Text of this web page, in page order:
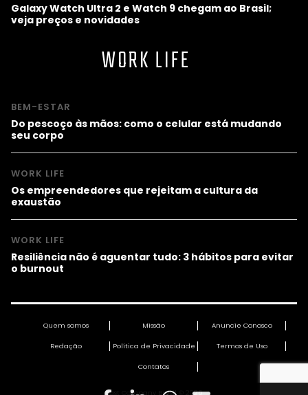
Galaxy Watch Ultra 2 e Watch 9 chegam ao Brasil;
veja preços e novidades
WORK LIFE
BEM-ESTAR
Do pescoço às mãos: como o celular está mudando
seu corpo
WORK LIFE
Os empreendedores que rejeitam a cultura da
exaustão
WORK LIFE
Resiliência não é aguentar tudo: 3 hábitos para evitar
o burnout
Quem somos Missão Anuncie Conosco
Redação Política de Privacidade Termos de Uso
Contatos
Fast Company Brasil © 2026